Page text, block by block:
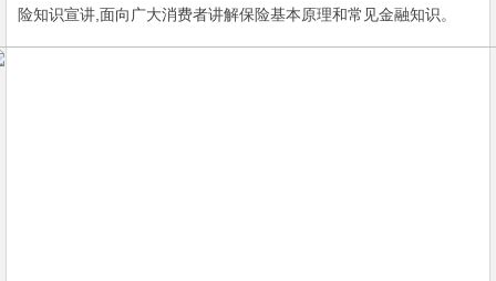
险知识宣讲,面向广大消费者讲解保险基本原理和常见金融知识。